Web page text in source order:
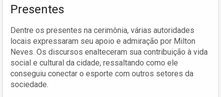
Presentes
Dentre os presentes na cerimônia, várias autoridades
locais expressaram seu apoio e admiração por Milton
Neves. Os discursos enalteceram sua contribuição à vida
social e cultural da cidade, ressaltando como ele
conseguiu conectar o esporte com outros setores da
sociedade.